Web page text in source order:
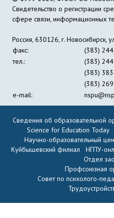
Свидетельство о регистрации
сфере связи, информационных
Россия, 630126, г. Новосибирск,
факс:
(383)
тел.:
(383)
(383)
(383)
e-mail:
Сведения об образовательной
Science for Education Today
Научно-образовательный
Куйбышевский филиал
НГПУ-
Отдел
Профсоюзная
Совет по психолого-